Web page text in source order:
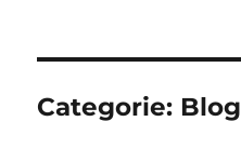
Categorie: Blog